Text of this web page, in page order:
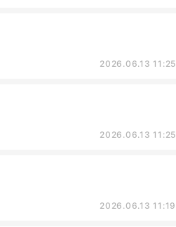
2026.06.13 11:25
2026.06.13 11:25
2026.06.13 11:19